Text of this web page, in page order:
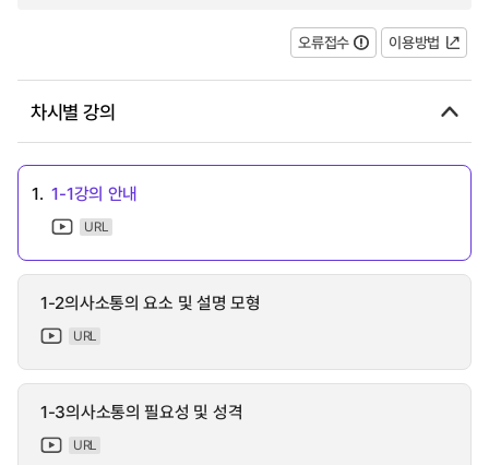
오류접수 이용방법
차시별 강의
1. 1-1강의 안내
URL
1-2의사소통의 요소 및 설명 모형
URL
1-3의사소통의 필요성 및 성격
URL